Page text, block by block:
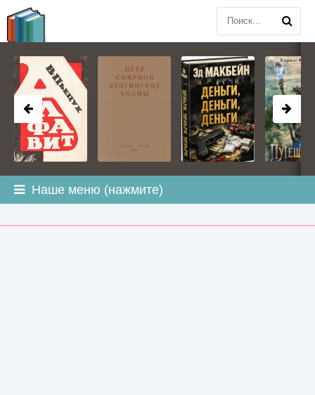
Наше меню (нажмите)
BOOKPLANETA.COM